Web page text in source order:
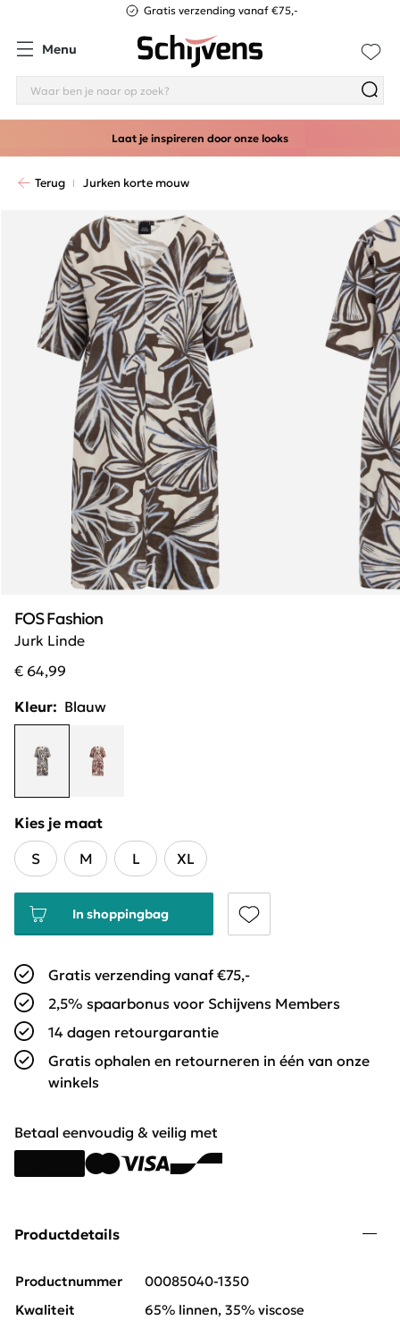
Gratis verzending vanaf €75,-
Menu
Laat je inspireren door onze looks
Terug Jurken korte mouw
Jurk Linde
FOS Fashion
€ 64,99
Kleur: Blauw
Kies je maat
S
M L XL
In shoppingbag
Gratis verzending vanaf €75,-
2,5% spaarbonus voor Schijvens Members
14 dagen retourgarantie
Gratis ophalen en retourneren in één van onze
winkels
Betaal eenvoudig & veilig met
Productdetails
Productnummer
00085040-1350
Kwaliteit
65% linnen, 35% viscose